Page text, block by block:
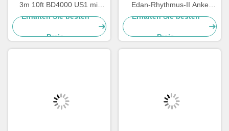
3m 10ft BD4000 US1 mit
Sonde US FHR
Erhalten Sie besten
Preis
Edan-Rhythmus-II Anke
ASF030 Kerbe Pin einer
Erhalten Sie besten
Preis